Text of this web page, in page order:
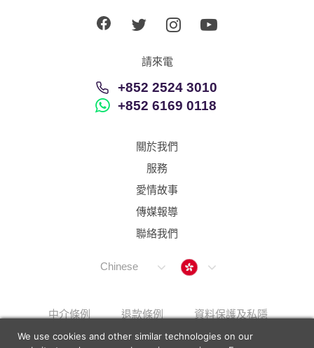
請來電
+852 2524 3010
+852 6169 0118
關於我們
服務
愛情故事
傳媒報導
聯絡我們
Chinese Hong Kong
中介條例 退款條例 資料保護及私隱
解決上訴步驟 Sitemap
We use cookies and other similar technologies on our